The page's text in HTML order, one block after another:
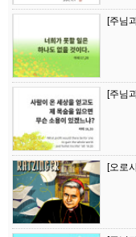
[주님
[주님
[오로